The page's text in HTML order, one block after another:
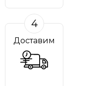
4
Доставим